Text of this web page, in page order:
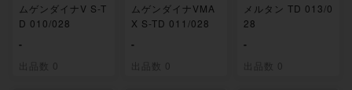
ムゲンダイナV S-T
D 010/028
-
出品数 0
ムゲンダイナVMA
X S-TD 011/028
-
出品数 0
メルタン TD 013/0
28
-
出品数 0